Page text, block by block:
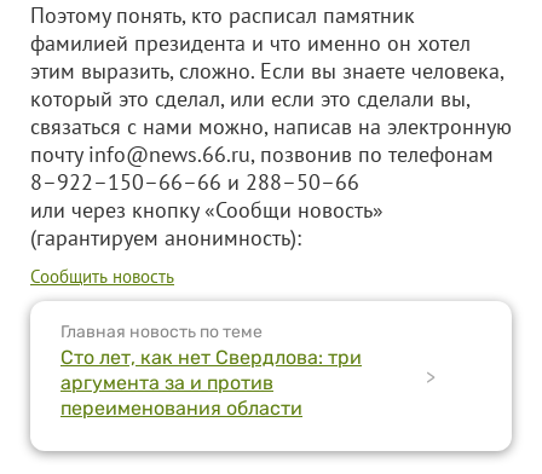
Поэтому понять, кто расписал памятник
фамилией президента и что именно он хотел
этим выразить, сложно. Если вы знаете человека,
который это сделал, или если это сделали вы,
связаться с нами можно, написав на электронную
почту info@news.66.ru, позвонив по телефонам
8–922–150–66–66 и 288–50–66
или через кнопку «Сообщи новость»
(гарантируем анонимность):
Сообщить новость
Главная новость по теме
Сто лет, как нет Свердлова: три
аргумента за и против
переименования области
>